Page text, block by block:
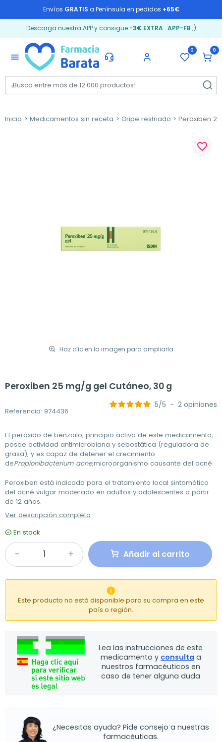
Envíos GRATIS a Península en pedidos +65€
Descarga nuestra APP y consigue -3€ EXTRA: APP-FB ;)
menu
0 0
Inicio Medicamentos sin receta Gripe resfriado Peroxiben
Haz clic en la imagen para ampliarla
favorite_border
Peroxiben 25 mg/g gel Cutáneo, 30 g
Referencia: 974436
5/5 - 2 opiniones
El peróxido de benzoilo, principio activo de este medicamento,
posee actividad antimicrobiana y sebostática (reguladora de
grasa), y es capaz de detener el crecimiento
dePropionibacterium acne,microorganismo causante del acné.
Peroxiben está indicado para el tratamiento local sintomático
del acné vulgar moderado en adultos y adolescentes a partir
de 12 años.
Ver descripción completa
En stock
Añadir al carrito

Este producto no está disponible para su compra en este
país o región.
Lea las instrucciones de este
medicamento y consulta a
nuestros farmacéuticos en
caso de tener alguna duda
¿Necesitas ayuda? Pide consejo a nuestras
farmacéuticas.